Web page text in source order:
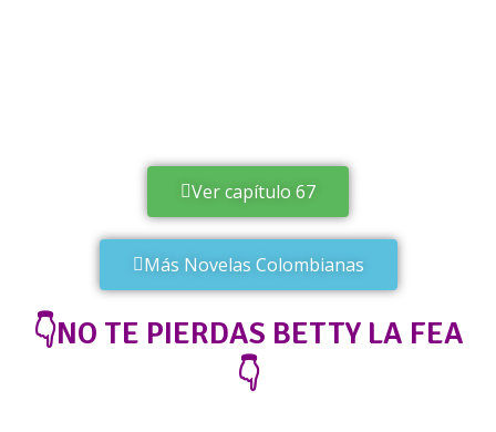
Ver capítulo 67
Más Novelas Colombianas
👇NO TE PIERDAS BETTY LA FEA
👇